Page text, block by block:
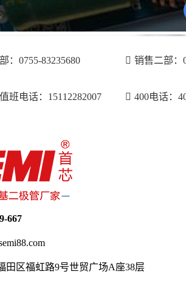
：0755-83235680 销售二部：
班电话：15112282007 400电话：
667
田区福虹路9号世贸广场A座38层